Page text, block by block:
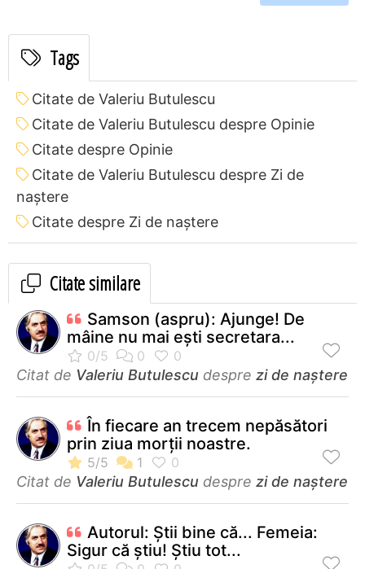
Tags
Citate de Valeriu Butulescu
Citate de Valeriu Butulescu despre Opinie
Citate despre Opinie
Citate de Valeriu Butulescu despre Zi de
naștere
Citate despre Zi de naștere
Citate similare
Samson (aspru): Ajunge! De
mâine nu mai eşti secretara...
Citat de Valeriu Butulescu despre zi de naștere
În fiecare an trecem nepăsători
prin ziua morții noastre.
Citat de Valeriu Butulescu despre zi de naștere
Autorul: Ştii bine că... Femeia:
Sigur că ştiu! Ştiu tot...